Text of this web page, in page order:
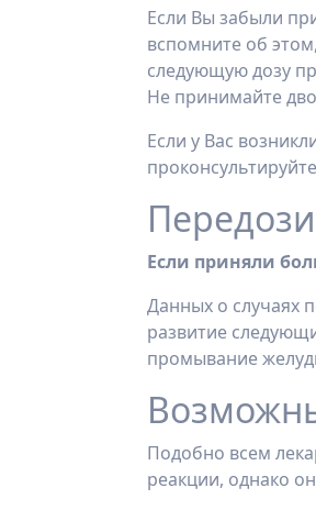
Если Вы забыли
вспомните об
следующую дозу
Не принимайте
Если у Вас
Если приняли
Данных о случаях
развитие
промывание
Подобно всем
реакции, однако